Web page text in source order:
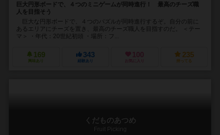
巨大円形ボードで、４つのミニゲームが同時進行！ 最高のチーズ職
人を目指そう
巨大な円形ボードで、４つのパズルが同時進行するぞ。自分の前に
あるエリアにチーズを置き、最高のチーズ職人を目指すのだ。 ＜テー
マ＞ ・年代：20世紀初頭 ・場所：フ...
169
興味あり
343
経験あり
100
お気に入り
235
持ってる
くだものあつめ
Fruit Picking